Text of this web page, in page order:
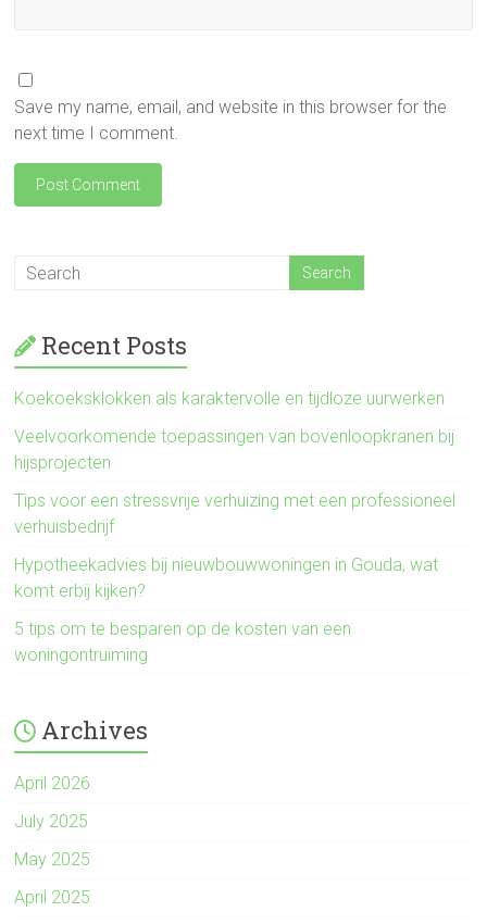
Save my name, email, and website in this browser for the
next time I comment.
Recent Posts
Koekoeksklokken als karaktervolle en tijdloze uurwerken
Veelvoorkomende toepassingen van bovenloopkranen bij
hijsprojecten
Tips voor een stressvrije verhuizing met een professioneel
verhuisbedrijf
Hypotheekadvies bij nieuwbouwwoningen in Gouda, wat
komt erbij kijken?
5 tips om te besparen op de kosten van een
woningontruiming
Archives
April 2026
July 2025
May 2025
April 2025